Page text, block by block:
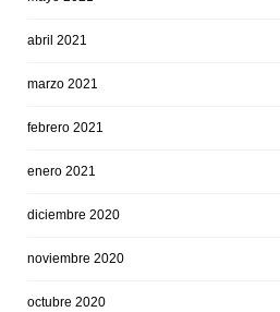
abril 2021
marzo 2021
febrero 2021
enero 2021
diciembre 2020
noviembre 2020
octubre 2020